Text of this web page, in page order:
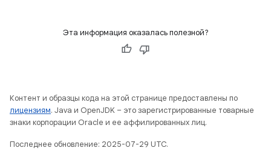
Эта информация оказалась полезной?
Контент и образцы кода на этой странице предоставлены по
лицензиям. Java и OpenJDK – это зарегистрированные товарные
знаки корпорации Oracle и ее аффилированных лиц.
Последнее обновление: 2025-07-29 UTC.